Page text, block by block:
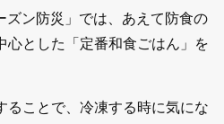
ズン防災」では、あえて防食の
心とした「定番和食ごはん」を
ることで、冷凍する時に気にな